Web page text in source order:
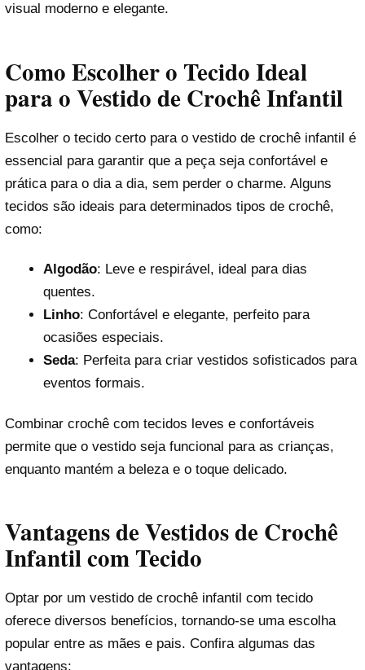
visual moderno e elegante.
Como Escolher o Tecido Ideal
para o Vestido de Crochê Infantil
Escolher o tecido certo para o vestido de crochê infantil é
essencial para garantir que a peça seja confortável e
prática para o dia a dia, sem perder o charme. Alguns
tecidos são ideais para determinados tipos de crochê,
como:
Algodão: Leve e respirável, ideal para dias
quentes.
Linho: Confortável e elegante, perfeito para
ocasiões especiais.
Seda: Perfeita para criar vestidos sofisticados para
eventos formais.
Combinar crochê com tecidos leves e confortáveis
permite que o vestido seja funcional para as crianças,
enquanto mantém a beleza e o toque delicado.
Vantagens de Vestidos de Crochê
Infantil com Tecido
Optar por um vestido de crochê infantil com tecido
oferece diversos benefícios, tornando-se uma escolha
popular entre as mães e pais. Confira algumas das
vantagens: